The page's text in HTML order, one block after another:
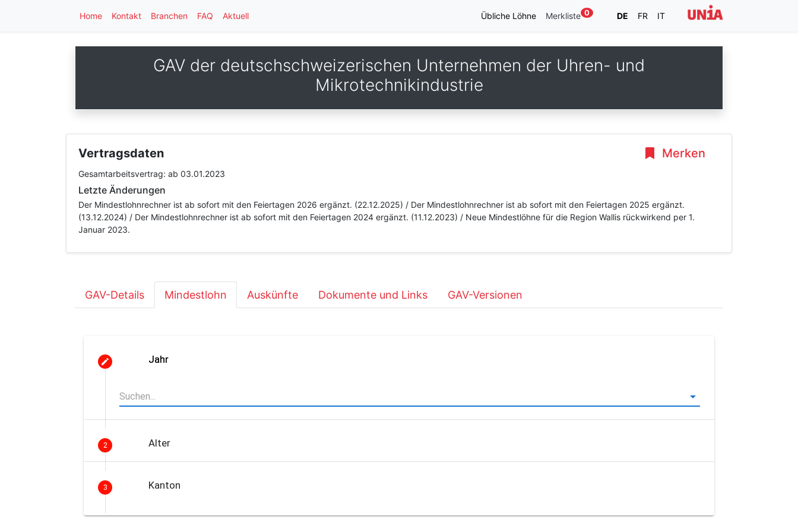
Home Kontakt Branchen FAQ Aktuell Übliche Löhne Merkliste 0 DE FR IT
GAV der deutschschweizerischen Unternehmen der Uhren- und
Mikrotechnikindustrie
Merken
Vertragsdaten
Gesamtarbeitsvertrag: ab 03.01.2023
Letzte Änderungen
Der Mindestlohnrechner ist ab sofort mit den Feiertagen 2026 ergänzt. (22.12.2025) / Der Mindestlohnrechner ist ab sofort mit den Feiertagen 2025 ergänzt.
(13.12.2024) / Der Mindestlohnrechner ist ab sofort mit den Feiertagen 2024 ergänzt. (11.12.2023) / Neue Mindestlöhne für die Region Wallis rückwirkend per 1.
Januar 2023.
GAV-Details Mindestlohn Auskünfte Dokumente und Links GAV-Versionen
Jahr
2 Alter
3 Kanton